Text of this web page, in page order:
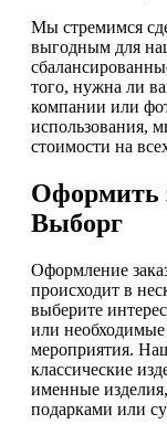
Мы стремимся
выгодным для
того, нужна ли
компании или
использования,
стоимости на
Оформить
Выборг
Оформление
происходит в
выберите
или необходимые
мероприятия.
классические
именные
подарками или